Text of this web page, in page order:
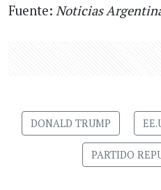
Fuente: Noticias
DONALD TRUMP
PARTIDO